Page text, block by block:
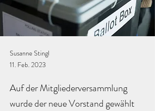
Susanne Stingl
11. Feb. 2023
Auf der Mitgliederversammlung
wurde der neue Vorstand gewählt